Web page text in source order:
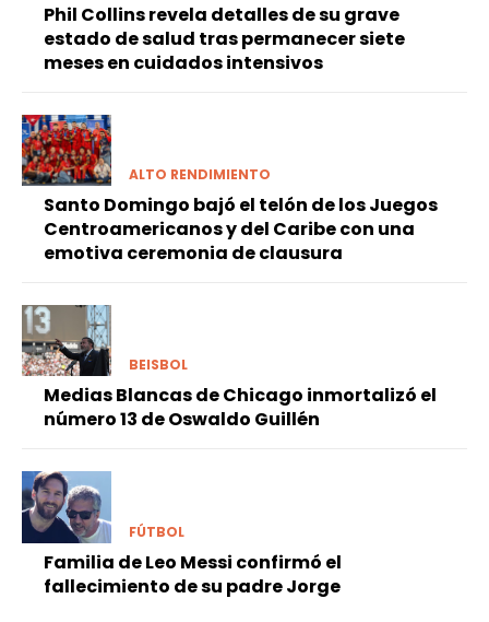
Phil Collins revela detalles de su grave
estado de salud tras permanecer siete
meses en cuidados intensivos
ALTO RENDIMIENTO
Santo Domingo bajó el telón de los Juegos
Centroamericanos y del Caribe con una
emotiva ceremonia de clausura
BEISBOL
Medias Blancas de Chicago inmortalizó el
número 13 de Oswaldo Guillén
FÚTBOL
Familia de Leo Messi confirmó el
fallecimiento de su padre Jorge